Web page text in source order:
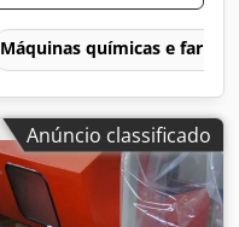
Máquinas químicas e
Anúncio classificado